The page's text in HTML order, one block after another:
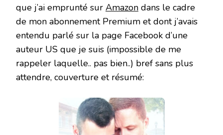
que j’ai emprunté sur Amazon dans le cadre
de mon abonnement Premium et dont j’avais
entendu parlé sur la page Facebook d’une
auteur US que je suis (impossible de me
rappeler laquelle.. pas bien..) bref sans plus
attendre, couverture et résumé: